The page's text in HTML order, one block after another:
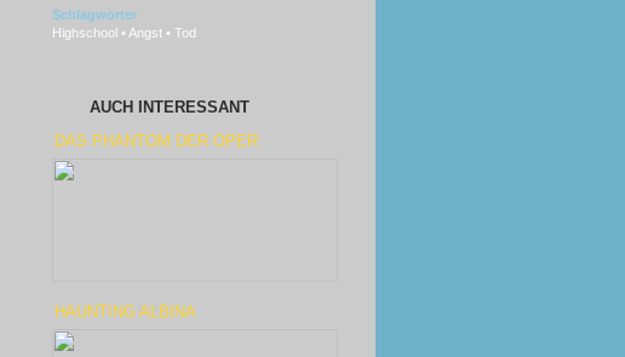
Schlagwörter
Highschool • Angst • Tod
AUCH INTERESSANT
DAS PHANTOM DER OPER
HAUNTING ALBINA